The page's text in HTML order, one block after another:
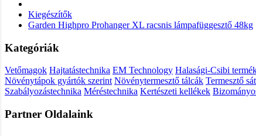
Kiegészítők
Garden Highpro Prohanger XL racsnis lámpafüggesztő 48kg
Kategóriák
Vetőmagok Hajtatástechnika EM Technology Halasági-Csibi
Növénytápok gyártók szerint Növénytermesztő tálcák Termesztő
Szabályozástechnika Méréstechnika Kertészeti kellékek
Partner Oldalaink